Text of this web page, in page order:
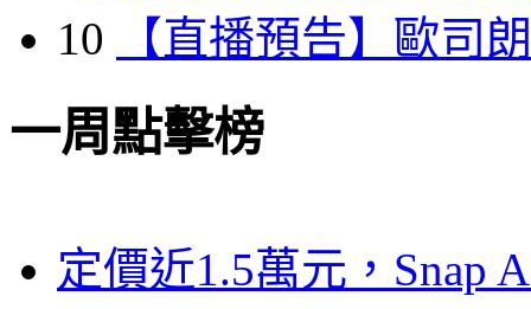
10
【直播預告】歐司
一周點擊榜
定價近1.5萬元，Snap